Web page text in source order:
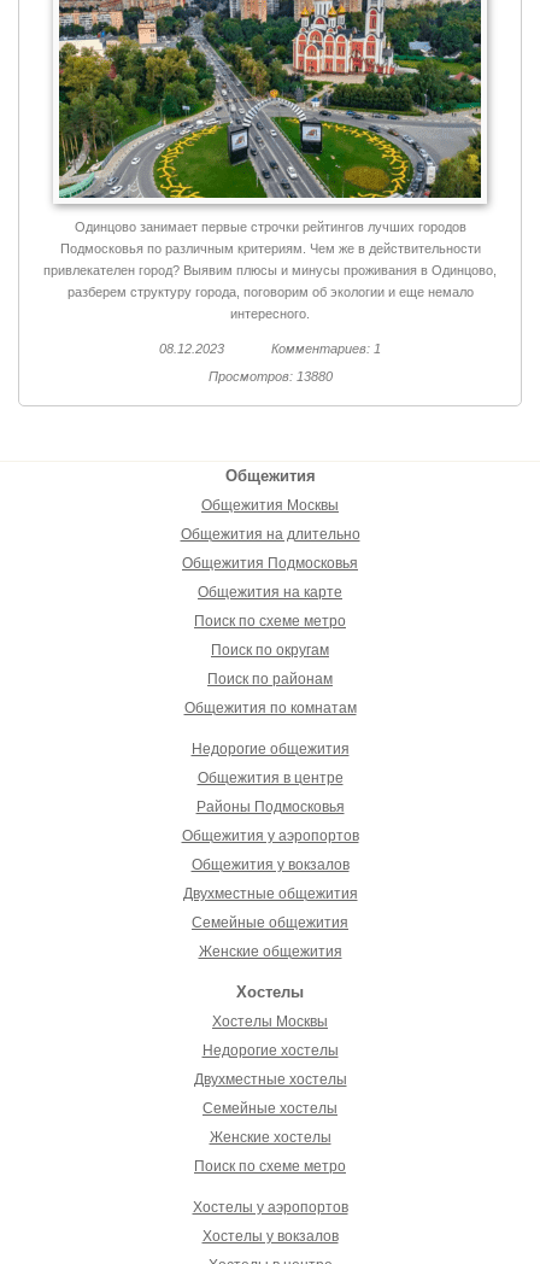
Одинцово занимает первые строчки рейтингов лучших городов
Подмосковья по различным критериям. Чем же в действительности
привлекателен город? Выявим плюсы и минусы проживания в Одинцово,
разберем структуру города, поговорим об экологии и еще немало
интересного.
08.12.2023
Комментариев: 1
Просмотров: 13880
Общежития
Общежития Москвы
Общежития на длительно
Общежития Подмосковья
Общежития на карте
Поиск по схеме метро
Поиск по округам
Поиск по районам
Общежития по комнатам
Недорогие общежития
Общежития в центре
Районы Подмосковья
Общежития у аэропортов
Общежития у вокзалов
Двухместные общежития
Семейные общежития
Женские общежития
Хостелы
Хостелы Москвы
Недорогие хостелы
Двухместные хостелы
Семейные хостелы
Женские хостелы
Поиск по схеме метро
Хостелы у аэропортов
Хостелы у вокзалов